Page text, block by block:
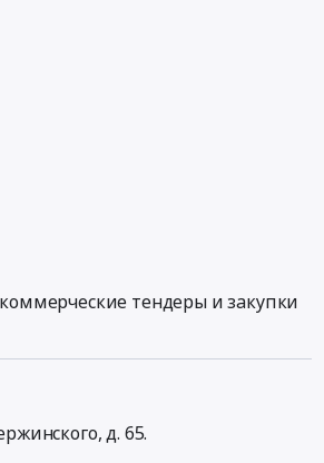
тендеры и закупки
д. 65.